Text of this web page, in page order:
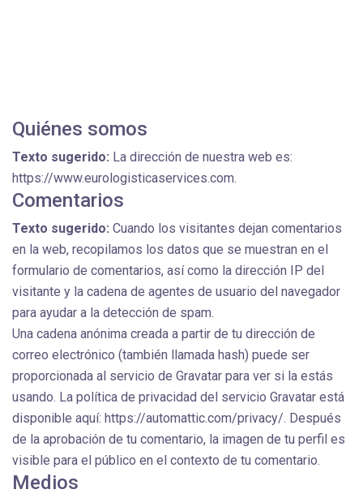
Quiénes somos
Texto sugerido: La dirección de nuestra web es:
https://www.eurologisticaservices.com.
Comentarios
Texto sugerido: Cuando los visitantes dejan comentarios
en la web, recopilamos los datos que se muestran en el
formulario de comentarios, así como la dirección IP del
visitante y la cadena de agentes de usuario del navegador
para ayudar a la detección de spam.
Una cadena anónima creada a partir de tu dirección de
correo electrónico (también llamada hash) puede ser
proporcionada al servicio de Gravatar para ver si la estás
usando. La política de privacidad del servicio Gravatar está
disponible aquí: https://automattic.com/privacy/. Después
de la aprobación de tu comentario, la imagen de tu perfil es
visible para el público en el contexto de tu comentario.
Medios